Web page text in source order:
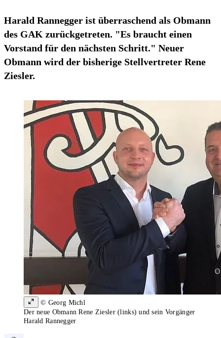
Harald Rannegger ist überraschend als Obmann
des GAK zurückgetreten. "Es braucht einen
Vorstand für den nächsten Schritt." Neuer
Obmann wird der bisherige Stellvertreter Rene
Ziesler.
© Georg Michl
Der neue Obmann Rene Ziesler (links) und sein Vorgänger
Harald Rannegger